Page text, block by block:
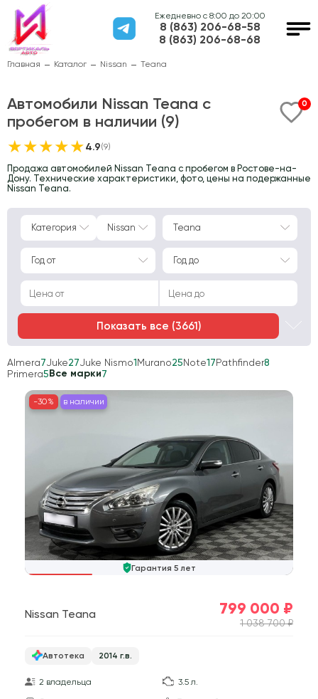
Ежедневно с 8:00 до 20:00
8 (863) 206-68-58
8 (863) 206-68-68
Главная Каталог Nissan Teana
Автомобили Nissan Teana с
пробегом в наличии (9)
0
★★★★★4.9(9)
Продажа автомобилей Nissan Teana с пробегом в Ростове-на-
Дону. Технические характеристики, фото, цены на подержанные
Nissan Teana.
Категория Nissan Teana
Год от Год до
Показать все (3661)
Almera7Juke27Juke Nismo1Murano25Note17Pathfinder8
Primera5Все марки7
-30% в наличии
Гарантия 5 лет
Nissan Teana 799 000 ₽
1 038 700 ₽
Автотека 2014 г.в.
2 владельца
3.5 л.